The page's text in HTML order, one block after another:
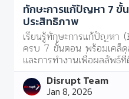
ทักษะการแก้ปัญหา 7
ประสิทธิภาพ
เรียนรู้ทักษะการแก้ปัญห
ครบ 7 ขั้นตอน พร้อมเคล็
และการทำงานเพื่อผลลัพธ์
Disrupt Team
Jan 8, 2026